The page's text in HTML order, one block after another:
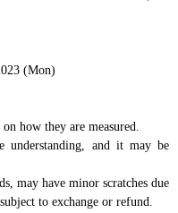
(Mon)
how they are measured.
understanding, and it may be
may have minor scratches due
to exchange or refund.